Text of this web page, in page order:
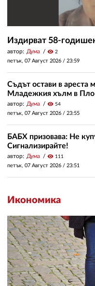
Издирват 58-
автор: Дума visibility 2
петък, 07 Август 2026 / 23:59
Съдът остави в ареста
Младежкия хълм в
автор: Дума visibility 54
петък, 07 Август 2026 / 23:55
БАБХ призовава: Не
Сигнализирайте!
автор: Дума visibility 111
петък, 07 Август 2026 / 23:51
Икономика